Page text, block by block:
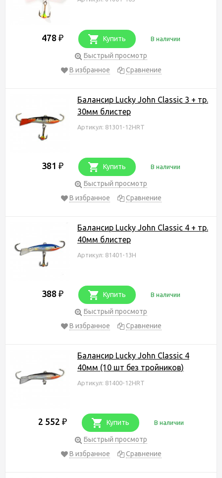
478 ₽ Купить В наличии
Быстрый просмотр
В избранное
Сравнение
Балансир Lucky John Classic 3 + тр.
30мм блистер
Артикул: 81301-12HRT
381 ₽ Купить В наличии
Быстрый просмотр
В избранное
Сравнение
Балансир Lucky John Classic 4 + тр.
40мм блистер
Артикул: 81401-13H
388 ₽ Купить В наличии
Быстрый просмотр
В избранное
Сравнение
Балансир Lucky John Classic 4
40мм (10 шт без тройников)
Артикул: 81400-12HRT
2 552 ₽ Купить В наличии
Быстрый просмотр
В избранное
Сравнение